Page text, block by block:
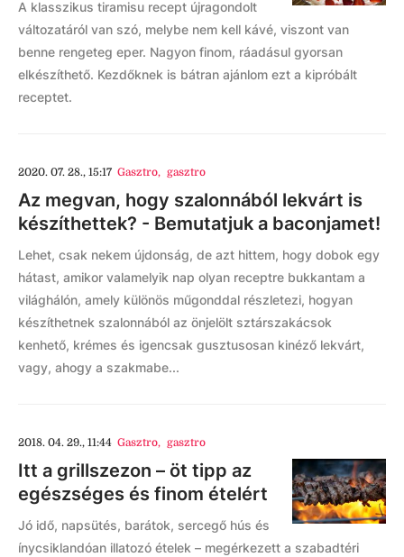
A klasszikus tiramisu recept újragondolt
változatáról van szó, melybe nem kell kávé, viszont van
benne rengeteg eper. Nagyon finom, ráadásul gyorsan
elkészíthető. Kezdőknek is bátran ajánlom ezt a kipróbált
receptet.
2020. 07. 28., 15:17 Gasztro, gasztro
Az megvan, hogy szalonnából lekvárt is
készíthettek? - Bemutatjuk a baconjamet!
Lehet, csak nekem újdonság, de azt hittem, hogy dobok egy
hátast, amikor valamelyik nap olyan receptre bukkantam a
világhálón, amely különös műgonddal részletezi, hogyan
készíthetnek szalonnából az önjelölt sztárszakácsok
kenhető, krémes és igencsak gusztusosan kinéző lekvárt,
vagy, ahogy a szakmabe...
2018. 04. 29., 11:44 Gasztro, gasztro
Itt a grillszezon – öt tipp az
egészséges és finom ételért
Jó idő, napsütés, barátok, sercegő hús és
ínycsiklandóan illatozó ételek – megérkezett a szabadtéri